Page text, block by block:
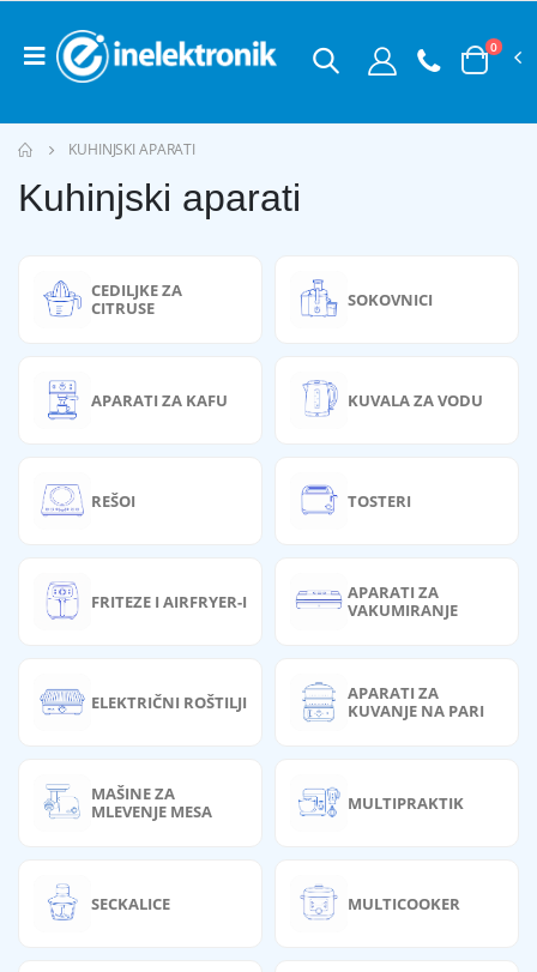
0
KUHINJSKI APARATI
Kuhinjski aparati
CEDILJKE ZA
CITRUSE
SOKOVNICI
APARATI ZA KAFU KUVALA ZA VODU
REŠOI TOSTERI
FRITEZE I AIRFRYER-I
APARATI ZA
VAKUMIRANJE
ELEKTRIČNI ROŠTILJI
APARATI ZA
KUVANJE NA PARI
MAŠINE ZA
MLEVENJE MESA
MULTIPRAKTIK
SECKALICE MULTICOOKER